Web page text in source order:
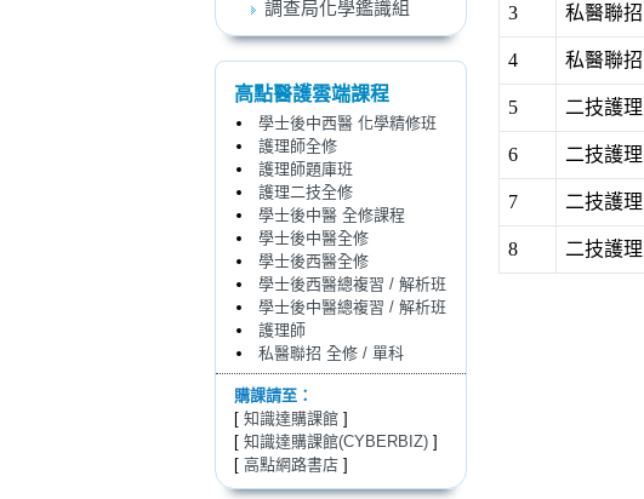
調查局化學鑑識組
高點醫護雲端課程
學士後中西醫 化學精修班
護理師全修
護理師題庫班
護理二技全修
學士後中醫 全修課程
學士後中醫全修
學士後西醫全修
學士後西醫總複習 / 解析班
學士後中醫總複習 / 解析班
護理師
私醫聯招 全修 / 單科
購課請至：
[ 知識達購課館 ]
[ 知識達購課館(CYBERBIZ) ]
[ 高點網路書店 ]
3 私醫聯招
4 私醫聯招
5 二技護理
6 二技護理
7 二技護理
8 二技護理